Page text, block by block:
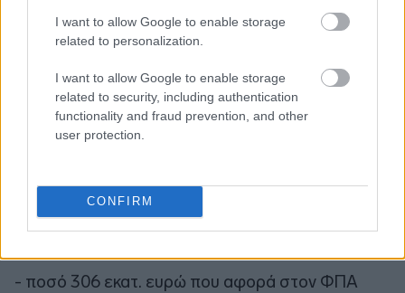
I want to allow Google to enable storage
related to personalization.
I want to allow Google to enable storage
related to security, including authentication
functionality and fraud prevention, and other
user protection.
CONFIRM
Ειδικότερα:
- ποσό 306 εκατ. ευρώ που αφορά στον ΦΠΑ